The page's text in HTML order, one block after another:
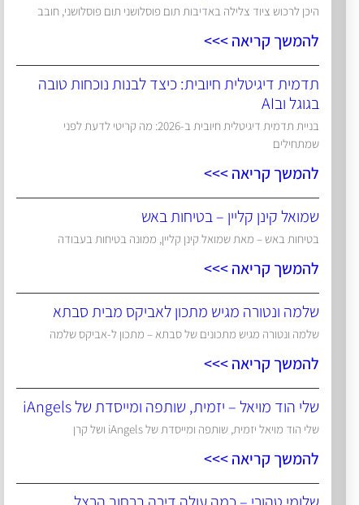
היכן לרכוש ציוד צלילה באדיבות תום פוסלושני תום פוסלושני, חובב
להמשך קריאה >>>
תדמית דיגיטלית חיובית: כיצד לבנות נוכחות טובה
בגוגל ובAI
בניית תדמית דיגיטלית חיובית ב-2026: מה קריטי לדעת לפני
שמתחילים
להמשך קריאה >>>
שמואל קינן קליין – בטיחות באש
בטיחות באש – מאת שמואל קינן קליין, ממונה בטיחות בעבודה
להמשך קריאה >>>
שלמה ונטורה מגיש מתכון לאביקס מבית סבתא
שלמה ונטורה מגיש מתכונים של סבתא – מתכון ל-אביקס שלמה
להמשך קריאה >>>
שלי הוד מויאל – יזמית, שותפה ומייסדת של iAngels
שלי הוד מויאל יזמית, שותפה ומייסדת של iAngels ושל קרן
להמשך קריאה >>>